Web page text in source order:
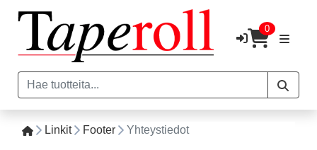
0
Linkit Footer Yhteystiedot